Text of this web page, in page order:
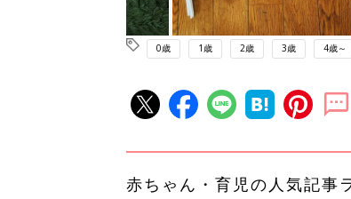
0歳 1歳 2歳 3歳 4歳～
赤ちゃん・育児の人気記事